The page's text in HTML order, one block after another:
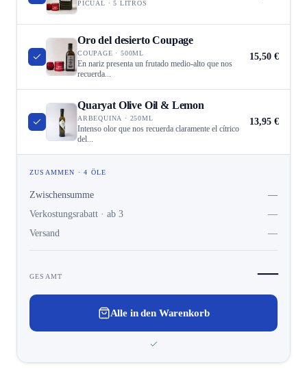
PICUAL · 5 LITROS
Oro del desierto Coupage
COUPAGE · 500ML
En nariz presenta un frutado medio-alto que nos
recuerda...
15,50 €
Quaryat Olive Oil & Lemon
ARBEQUINA · 250ML
Intenso olor que nos recuerda claramente el cítrico
del...
13,95 €
ZUSAMMEN · 4 ÖLE
Zwischensumme
—
Verkostungsrabatt · ab 3
—
Versand
—
GESAMT —
Alle in den Warenkorb